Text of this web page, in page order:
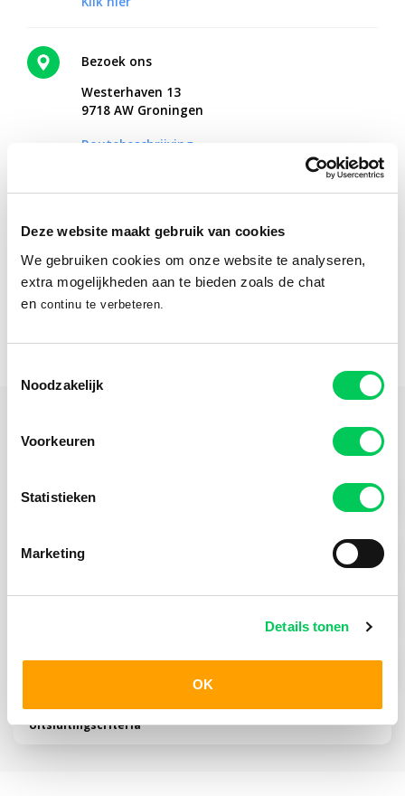
Deze website maakt gebruik van cookies
We gebruiken cookies om onze website te analyseren,
extra mogelijkheden aan te bieden zoals de chat
en continu te verbeteren.
Noodzakelijk
Voorkeuren
Statistieken
Marketing
Details tonen
OK
Bezoek ons
Westerhaven 13
9718 AW Groningen
Routebeschrijving
Online therapie vanuit huis?
Met Mentaal Beter Online ontvang je hulp vanaf een plek waar
jij je fijn voelt.
Praktische Informatie
Hulpvragen Volwassenen
Behandelmogelijkheden Volwassenen
Uitsluitingscriteria